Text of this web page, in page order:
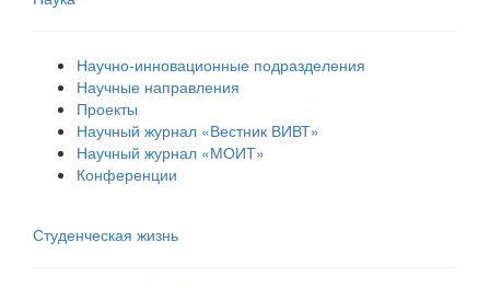
Научно-инновационные подразделения
Научные направления
Проекты
Научный журнал «Вестник ВИВТ»
Научный журнал «МОИТ»
Конференции
Студенческая жизнь